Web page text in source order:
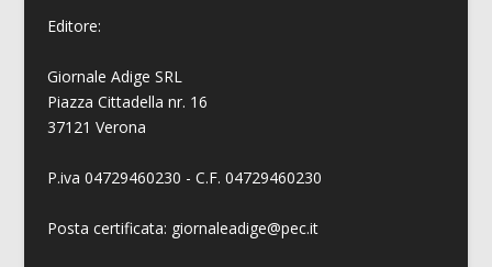
Editore:
Giornale Adige SRL
Piazza Cittadella nr. 16
37121 Verona
P.iva 04729460230 - C.F. 04729460230
Posta certificata: giornaleadige@pec.it